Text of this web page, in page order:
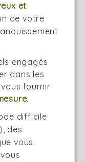
et
de votre
engagés
dans les
fournir
.
difficile
des
vous